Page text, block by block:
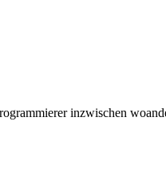
inzwischen